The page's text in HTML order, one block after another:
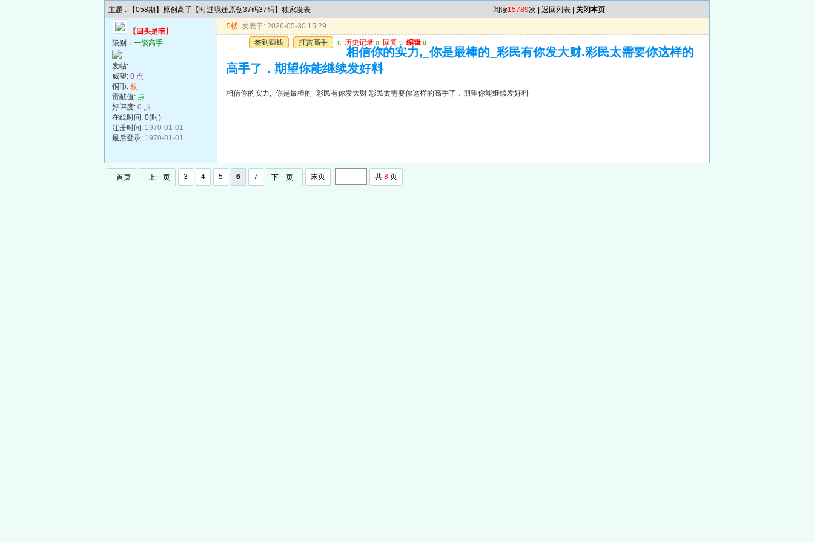
主题 : 【058期】原创高手【时过境迁原创37码37码】独家发表 阅读15789次 | 返回列表 关闭本页
【回头是暗】
级别： 一级高手
发帖:
威望: 0 点
铜币: 枚
贡献值: 点
好评度: 0 点
在线时间: 0(时)
注册时间: 1970-01-01
最后登录: 1970-01-01
5楼 发表于: 2026-05-30 15:29
签到赚钱
打赏高手 u 历史记录 u 回复 u 编辑 u
相信你的实力,_你是最棒的_彩民有你发大财.彩民太需要你这样的
高手了．期望你能继续发好料
相信你的实力,_你是最棒的_彩民有你发大财.彩民太需要你这样的高手了．期望你能继续发好料
首页 上一页 3 4 5 6 7 下一页 末页 共 8 页